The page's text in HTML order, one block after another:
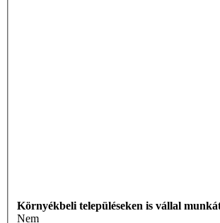
Környékbeli településeken is vállal
Nem